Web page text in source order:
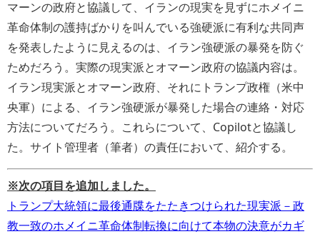
マーンの政府と協議して、イランの現実を見ずにホメイニ
革命体制の護持ばかりを叫んでいる強硬派に有利な共同声
を発表したように見えるのは、イラン強硬派の暴発を防ぐ
ためだろう。実際の現実派とオマーン政府の協議内容は。
イラン現実派とオマーン政府、それにトランプ政権（米中
央軍）による、イラン強硬派が暴発した場合の連絡・対応
方法についてだろう。これらについて、Copilotと協議し
た。サイト管理者（筆者）の責任において、紹介する。
※次の項目を追加しました。
トランプ大統領に最後通牒をたたきつけられた現実派－政
教一致のホメイニ革命体制転換に向けて本物の決意がカギ